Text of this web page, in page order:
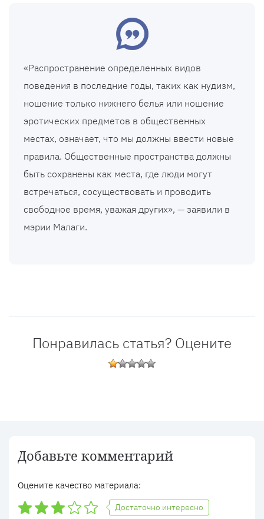
«Распространение определенных видов
поведения в последние годы, таких как нудизм,
ношение только нижнего белья или ношение
эротических предметов в общественных
местах, означает, что мы должны ввести новые
правила. Общественные пространства должны
быть сохранены как места, где люди могут
встречаться, сосуществовать и проводить
свободное время, уважая других», — заявили в
мэрии Малаги.
Понравилась статья? Оцените
Добавьте комментарий
Оцените качество материала:
Достаточно интересно